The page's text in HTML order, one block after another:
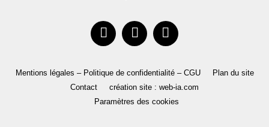
Mentions légales – Politique de confidentialité – CGU
Plan du site
Contact
création site : web-ia.com
Paramètres des cookies